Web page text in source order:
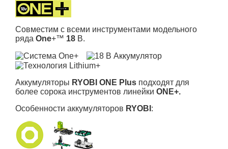
Совместим с всеми инструментами модельного
ряда One+™ 18 В.
Аккумуляторы RYOBI ONE Plus подходят для
более сорока инструментов линейки ONE+.
Особенности аккумуляторов RYOBI :